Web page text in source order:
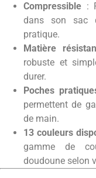
Compressible :
dans son sac
pratique.
Matière
robuste et
durer.
Poches
permettent de
de main.
13 couleurs
gamme de
doudoune selon